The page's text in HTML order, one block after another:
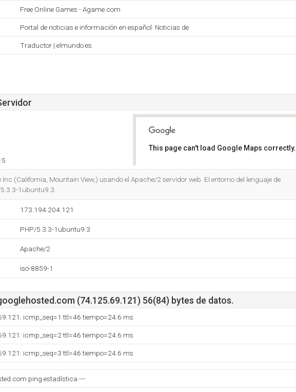
Free Online Games - Agame.com
Portal de noticias e información en español. Noticias de
Traductor | elmundo.es
This page can't load Google Maps correctly.
Inc (California, Mountain View,) usando el Apache/2 servidor web. El entorno del lenguaje de
1ubuntu9.3.
173.194.204.121
PHP/5.3.3-1ubuntu9.3
Apache/2
iso-8859-1
(74.125.69.121) 56(84) bytes de datos.
icmp_seq=1 ttl=46 tiempo=24.6 ms
icmp_seq=2 ttl=46 tiempo=24.6 ms
icmp_seq=3 ttl=46 tiempo=24.6 ms
ping estadística ---